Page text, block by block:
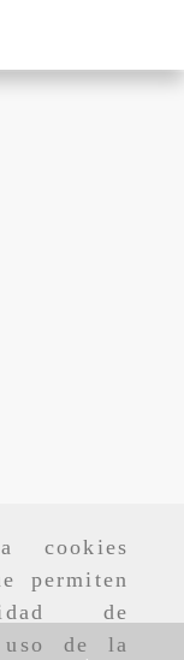
cookies
permiten
de
uso de la